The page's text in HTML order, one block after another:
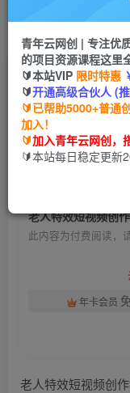
首页 创业课程 会员
老人特效短视频
诀新手0基础学
青年云网创
2年前发布
此内容为付费阅读，
年卡会员
老人特效短视频创
青年云网创 | 专注优
的项目资源课程这里
🔰本站VIP 限时特惠
🔰开通高级合伙人 (
🔰已帮助5000+普通
加入！
🔰加入青年云网创，
🔰本站每日稳定更新